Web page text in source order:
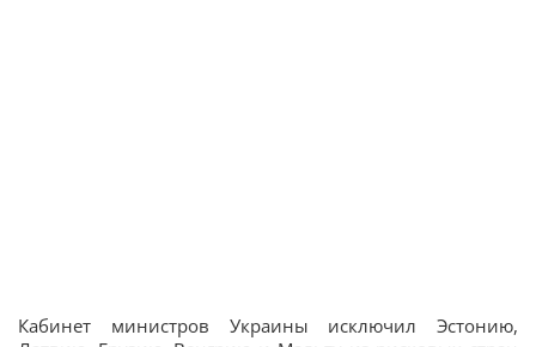
Кабинет министров Украины исключил Эстонию,